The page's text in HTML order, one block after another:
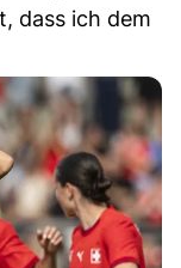
dass ich dem